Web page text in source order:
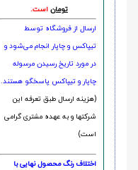
تومان است.
ارسال از فروشگاه توسط
تیپاکس و چاپار انجام می‌شود و
در مورد تاریخ رسیدن مرسوله
چاپار و تیپاکس پاسخگو هستند.
(هزینه ارسال طبق تعرفه این
شرکتها و به عهده مشتری گرامی
است)
اختلاف رنگ محصول نهایی با